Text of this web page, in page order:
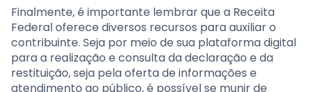
Finalmente, é importante lembrar que a Receita
Federal oferece diversos recursos para auxiliar o
contribuinte. Seja por meio de sua plataforma digital
para a realização e consulta da declaração e da
restituição, seja pela oferta de informações e
atendimento ao público, é possível se munir de